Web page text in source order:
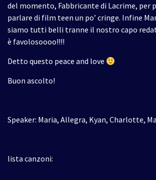
del momento, Fabbricante di Lacrime, per
parlare di film teen un po’ cringe. Infine
siamo tutti belli tranne il nostro capo
è favolosoooo!!!!
Detto questo peace and love
Buon ascolto!
Speaker: Maria, Allegra, Kyan, Charlotte,
lista canzoni: